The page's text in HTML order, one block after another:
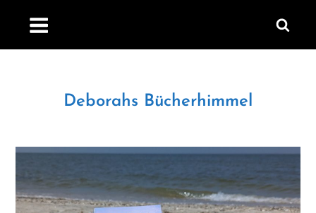
Deborahs Bücherhimmel